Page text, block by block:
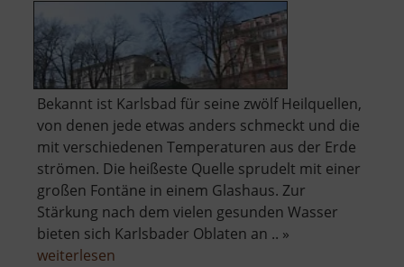
Bekannt ist Karlsbad für seine zwölf Heilquellen,
von denen jede etwas anders schmeckt und die
mit verschiedenen Temperaturen aus der Erde
strömen. Die heißeste Quelle sprudelt mit einer
großen Fontäne in einem Glashaus. Zur
Stärkung nach dem vielen gesunden Wasser
bieten sich Karlsbader Oblaten an .. »
weiterlesen